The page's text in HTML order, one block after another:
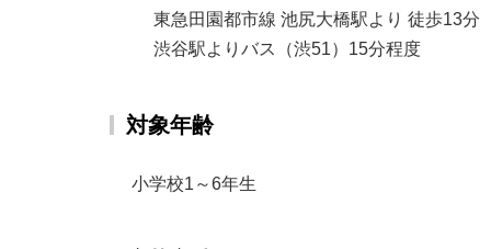
東急田園都市線 池尻大橋駅より 徒歩13分
渋谷駅よりバス（渋51）15分程度
対象年齢
小学校1～6年生